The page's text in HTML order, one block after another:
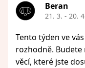
Beran
21. 3. - 20.
Tento týden ve
rozhodně.
věcí, které jste